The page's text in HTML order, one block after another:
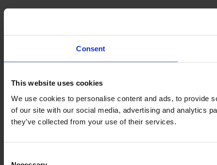
Consent
This website uses cookies
We use cookies to personalise content and ads, to provide
of our site with our social media, advertising and analytics
they’ve collected from your use of their services.